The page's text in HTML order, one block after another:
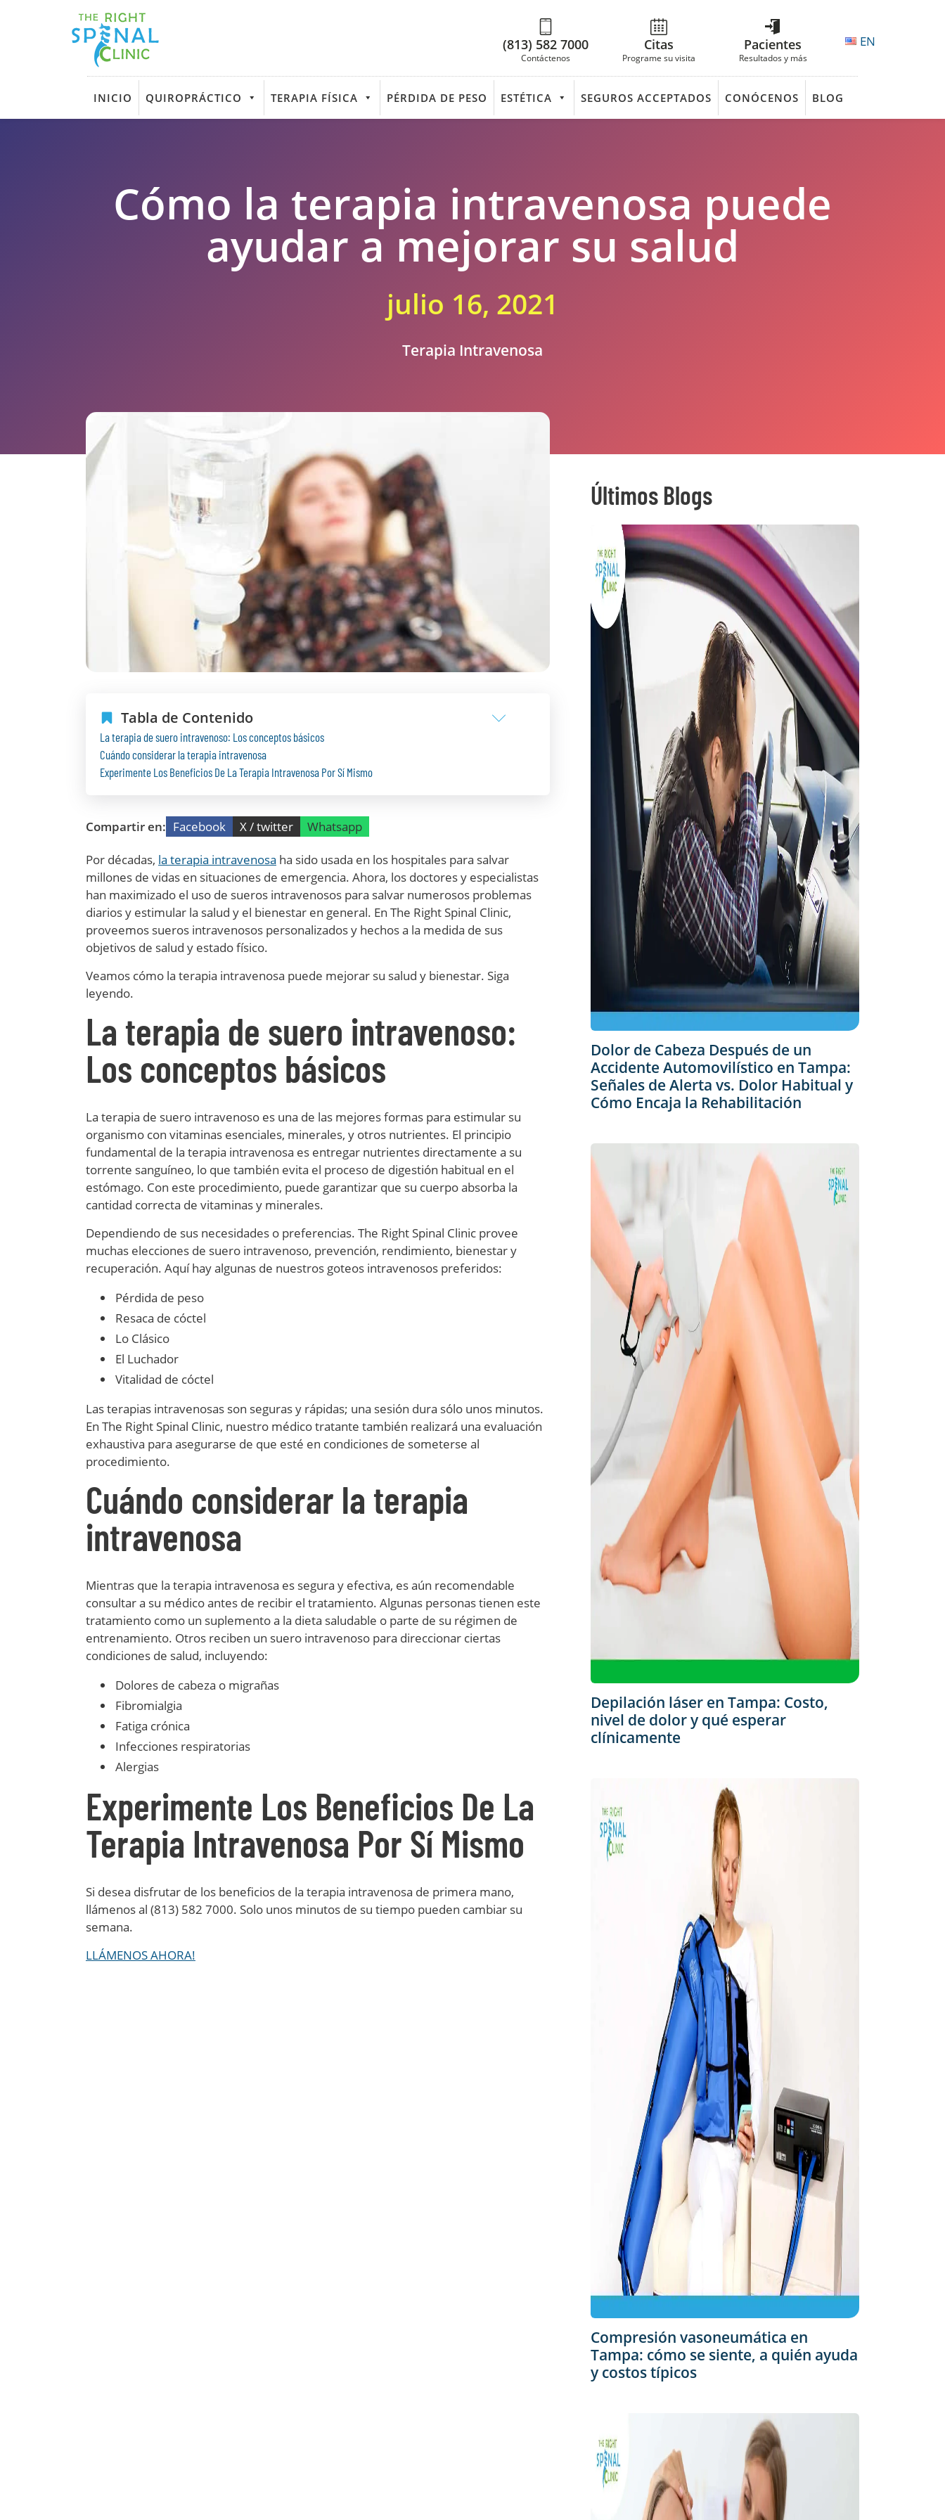
(813) 582 7000
Contáctenos
Citas
Programe su visita
Pacientes
Resultados y más
EN
INICIO QUIROPRÁCTICO TERAPIA FÍSICA PÉRDIDA DE PESO ESTÉTICA SEGUROS ACCEPTADOS CONÓCENOS BLOG
Cómo la terapia intravenosa puede
ayudar a mejorar su salud
julio 16, 2021
Terapia Intravenosa
Tabla de Contenido
La terapia de suero intravenoso: Los conceptos básicos
Cuándo considerar la terapia intravenosa
Experimente Los Beneficios De La Terapia Intravenosa Por Sí Mismo
Compartir en: Facebook X / twitter Whatsapp
Por décadas, la terapia intravenosa ha sido usada en los hospitales para salvar
millones de vidas en situaciones de emergencia. Ahora, los doctores y especialistas
han maximizado el uso de sueros intravenosos para salvar numerosos problemas
diarios y estimular la salud y el bienestar en general. En The Right Spinal Clinic,
proveemos sueros intravenosos personalizados y hechos a la medida de sus
objetivos de salud y estado físico.
Veamos cómo la terapia intravenosa puede mejorar su salud y bienestar. Siga
leyendo.
La terapia de suero intravenoso:
Los conceptos básicos
La terapia de suero intravenoso es una de las mejores formas para estimular su
organismo con vitaminas esenciales, minerales, y otros nutrientes. El principio
fundamental de la terapia intravenosa es entregar nutrientes directamente a su
torrente sanguíneo, lo que también evita el proceso de digestión habitual en el
estómago. Con este procedimiento, puede garantizar que su cuerpo absorba la
cantidad correcta de vitaminas y minerales.
Dependiendo de sus necesidades o preferencias. The Right Spinal Clinic provee
muchas elecciones de suero intravenoso, prevención, rendimiento, bienestar y
recuperación. Aquí hay algunas de nuestros goteos intravenosos preferidos:
Pérdida de peso
Resaca de cóctel
Lo Clásico
El Luchador
Vitalidad de cóctel
Las terapias intravenosas son seguras y rápidas; una sesión dura sólo unos minutos.
En The Right Spinal Clinic, nuestro médico tratante también realizará una evaluación
exhaustiva para asegurarse de que esté en condiciones de someterse al
procedimiento.
Cuándo considerar la terapia
intravenosa
Mientras que la terapia intravenosa es segura y efectiva, es aún recomendable
consultar a su médico antes de recibir el tratamiento. Algunas personas tienen este
tratamiento como un suplemento a la dieta saludable o parte de su régimen de
entrenamiento. Otros reciben un suero intravenoso para direccionar ciertas
condiciones de salud, incluyendo:
Dolores de cabeza o migrañas
Fibromialgia
Fatiga crónica
Infecciones respiratorias
Alergias
Experimente Los Beneficios De La
Terapia Intravenosa Por Sí Mismo
Si desea disfrutar de los beneficios de la terapia intravenosa de primera mano,
llámenos al (813) 582 7000. Solo unos minutos de su tiempo pueden cambiar su
semana.
LLÁMENOS AHORA!
Últimos Blogs
Dolor de Cabeza Después de un
Accidente Automovilístico en Tampa:
Señales de Alerta vs. Dolor Habitual y
Cómo Encaja la Rehabilitación
Depilación láser en Tampa: Costo,
nivel de dolor y qué esperar
clínicamente
Compresión vasoneumática en
Tampa: cómo se siente, a quién ayuda
y costos típicos